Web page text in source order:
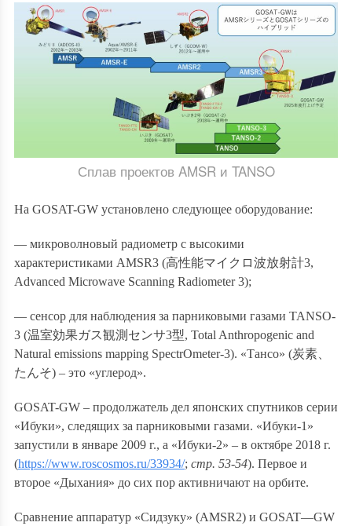
Сплав проектов AMSR и TANSO
На GOSAT-GW установлено следующее оборудование:
— микроволновый радиометр с высокими
характеристиками AMSR3 (高性能マイクロ波放射計3,
Advanced Microwave Scanning Radiometer 3);
— сенсор для наблюдения за парниковыми газами TANSO-
3 (温室効果ガス観測センサ3型, Total Anthropogenic and
Natural emissions mapping SpectrOmeter-3). «Тансо» (炭素、
たんそ) – это «углерод».
GOSAT-GW – продолжатель дел японских спутников серии
«Ибуки», следящих за парниковыми газами. «Ибуки-1»
запустили в январе 2009 г., а «Ибуки-2» – в октябре 2018 г.
(https://www.roscosmos.ru/33934/; стр. 53-54). Первое и
второе «Дыхания» до сих пор активничают на орбите.
Сравнение аппаратур «Сидзуку» (AMSR2) и GOSAT—GW